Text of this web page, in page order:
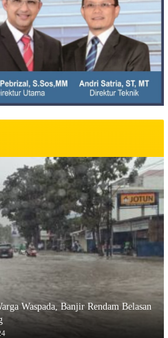
Waspada, Banjir Rendam Belasan